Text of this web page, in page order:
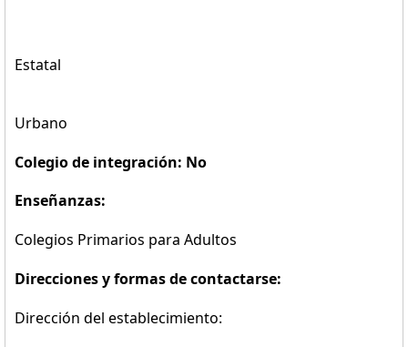
Estatal
Urbano
Colegio de integración: No
Enseñanzas:
Colegios Primarios para Adultos
Direcciones y formas de contactarse:
Dirección del establecimiento: